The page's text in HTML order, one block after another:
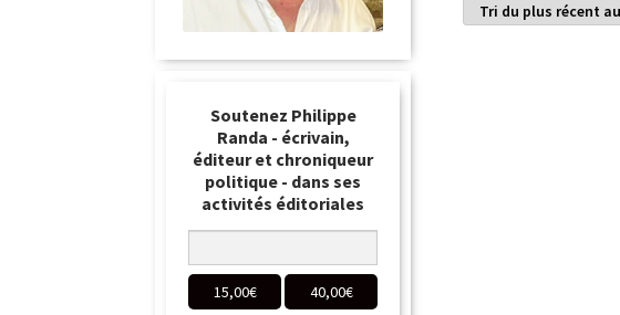
Soutenez Philippe
Randa - écrivain,
éditeur et chroniqueur
politique - dans ses
activités éditoriales
15,00€ 40,00€